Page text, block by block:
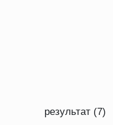
результат (7)